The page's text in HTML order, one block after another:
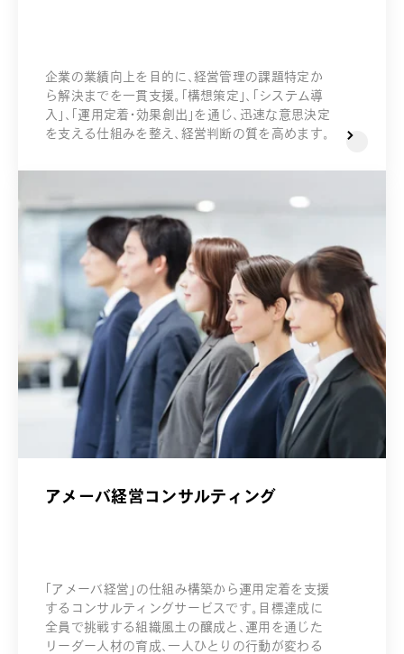
企業の業績向上を目的に、経営管理の課題特定か
ら解決までを一貫支援。「構想策定」、「システム導
入」、「運用定着・効果創出」を通じ、迅速な意思決定
を支える仕組みを整え、経営判断の質を高めます。
アメーバ経営コンサルティング
「アメーバ経営」の仕組み構築から運用定着を支援
するコンサルティングサービスです。目標達成に
全員で挑戦する組織風土の醸成と、運用を通じた
リーダー人材の育成、一人ひとりの行動が変わる